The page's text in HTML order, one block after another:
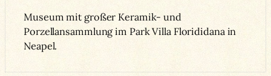
Museum mit großer Keramik- und
Porzellansammlung im Park Villa Florididana in
Neapel.